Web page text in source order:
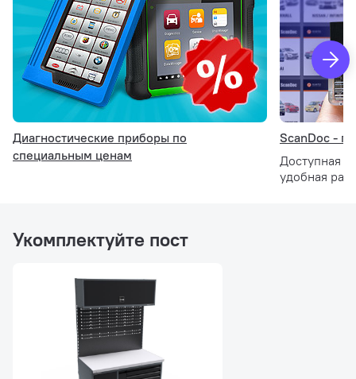
Диагностические приборы по
специальным ценам
ScanDoc -
Доступная
удобная
Укомплектуйте пост